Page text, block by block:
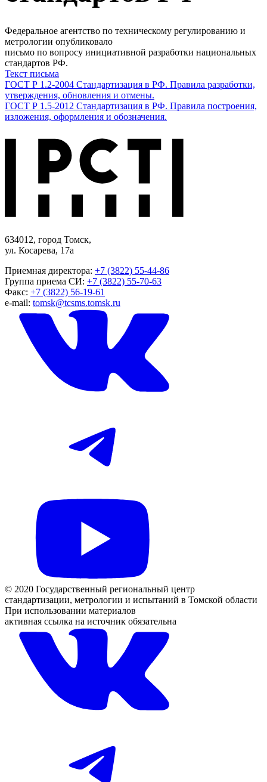
Федеральное агентство по техническому регулированию и
метрологии опубликовало
письмо по вопросу инициативной разработки национальных
стандартов РФ.
Текст письма
ГОСТ Р 1.2-2004 Стандартизация в РФ. Правила разработки,
утверждения, обновления и отмены.
ГОСТ Р 1.5-2012 Стандартизация в РФ. Правила построения,
изложения, оформления и обозначения.
634012, город Томск,
ул. Косарева, 17а
Приемная директора: +7 (3822) 55-44-86
Группа приема СИ: +7 (3822) 55-70-63
Факс: +7 (3822) 56-19-61
e-mail: tomsk@tcsms.tomsk.ru
© 2020 Государственный региональный центр
стандартизации, метрологии и испытаний в Томской области
При использовании материалов
активная ссылка на источник обязательна